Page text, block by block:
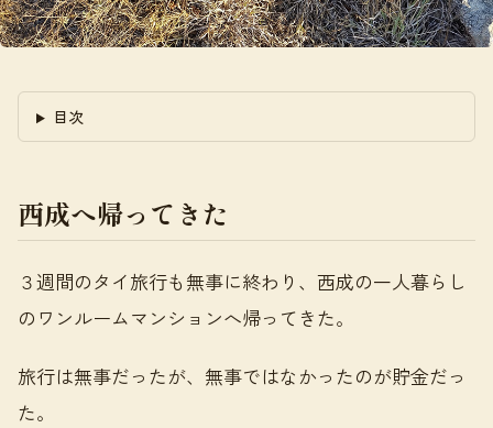
目次
西成へ帰ってきた
３週間のタイ旅行も無事に終わり、西成の一人暮らし
のワンルームマンションへ帰ってきた。
旅行は無事だったが、無事ではなかったのが貯金だっ
た。